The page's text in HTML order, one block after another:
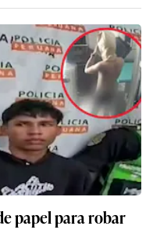
papel para robar